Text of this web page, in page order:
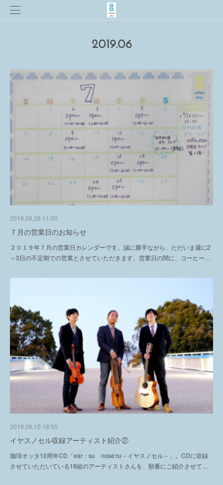
2019.06
2019.06.28 11:00
７月の営業日のお知らせ
２０１９年７月の営業日カレンダーです。誠に勝手ながら、ただいま週に2
～3日の不定期での営業とさせていただきます。営業日の間に、コーヒー…
2019.06.15 18:50
イヤスノセル収録アーティスト紹介②
珈琲オッタ10周年CD「ear：su nose:ru－イヤスノセル－」。CDに収録
させていただいている18組のアーティストさんを、順番にご紹介させて…